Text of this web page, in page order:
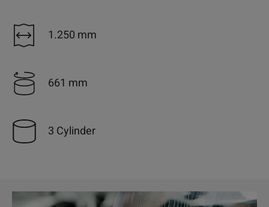
1.250 mm
661 mm
3 Cylinder